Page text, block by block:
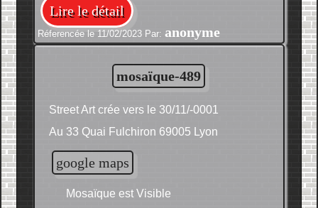
Lire le détail
Réferencée le 11/02/2023 Par:anonyme
mosaïque-489
Street Art crée vers le 30/11/-0001
Au 33 Quai Fulchiron 69005 Lyon
google maps
Mosaïque est Visible